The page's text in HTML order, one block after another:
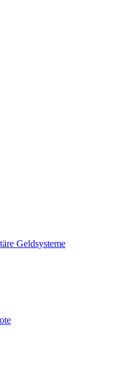
Geldsysteme